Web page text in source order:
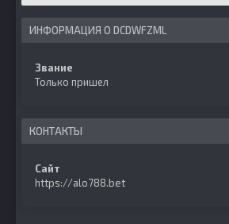
ИНФОРМАЦИЯ О DCDWFZML
Звание
Только пришел
КОНТАКТЫ
Сайт
https://alo788.bet